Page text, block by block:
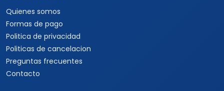
Quienes somos
Formas de pago
Politica de privacidad
Politicas de cancelacion
Preguntas frecuentes
Contacto